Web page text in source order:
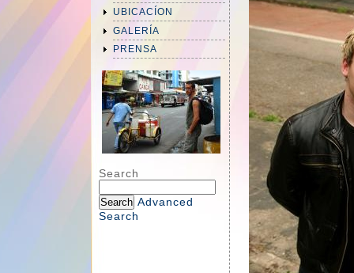
UBICACÍON
GALERÍA
PRENSA
Search
Advanced
Search